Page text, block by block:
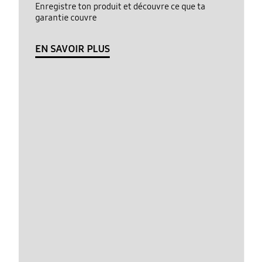
Enregistre ton produit et découvre ce que ta
garantie couvre
EN SAVOIR PLUS